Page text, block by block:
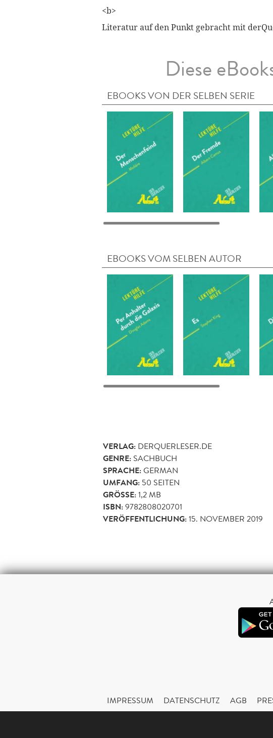
<b>
Literatur auf den Punkt gebracht mit
Diese
EBOOKS VON DER SELBEN SERIE
EBOOKS VOM SELBEN AUTOR
VERLAG: DERQUERLESER.DE
GENRE: SACHBUCH
SPRACHE:GERMAN
UMFANG: 50 SEITEN
GRÖSSE: 1,2 MB
ISBN:9782808020701
VERÖFFENTLICHUNG:15. NOVEMBER 2019
IMPRESSUM DATENSCHUTZ AGB